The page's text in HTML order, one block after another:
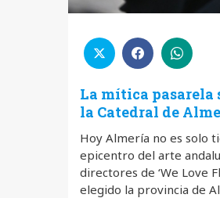
La mítica pasarela
la Catedral de
Hoy Almería no es solo
epicentro del arte
directores de ‘We Love
elegido la provincia de